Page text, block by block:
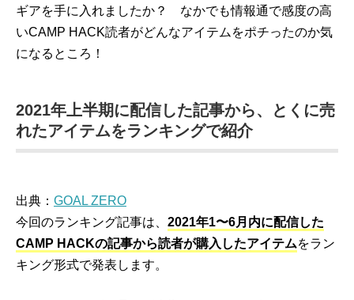
ギアを手に入れましたか？ なかでも情報通で感度の高
いCAMP HACK読者がどんなアイテムをポチったのか気
になるところ！
2021年上半期に配信した記事から、とくに売
れたアイテムをランキングで紹介
出典： GOAL ZERO
今回のランキング記事は、 2021年1〜6月内に配信した
CAMP HACKの記事から読者が購入したアイテムをラン
キング形式で発表します。